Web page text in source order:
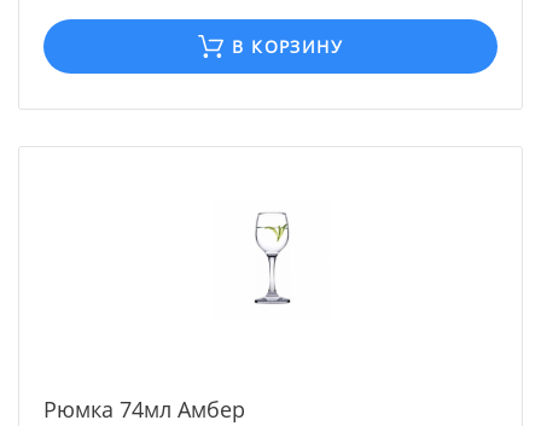
В КОРЗИНУ
Рюмка 74мл Амбер